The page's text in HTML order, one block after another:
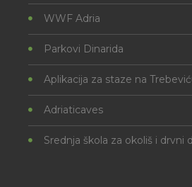
WWF Adria
Parkovi Dinarida
Aplikacija za staze na
Adriaticaves
Srednja škola za okoliš i drvni